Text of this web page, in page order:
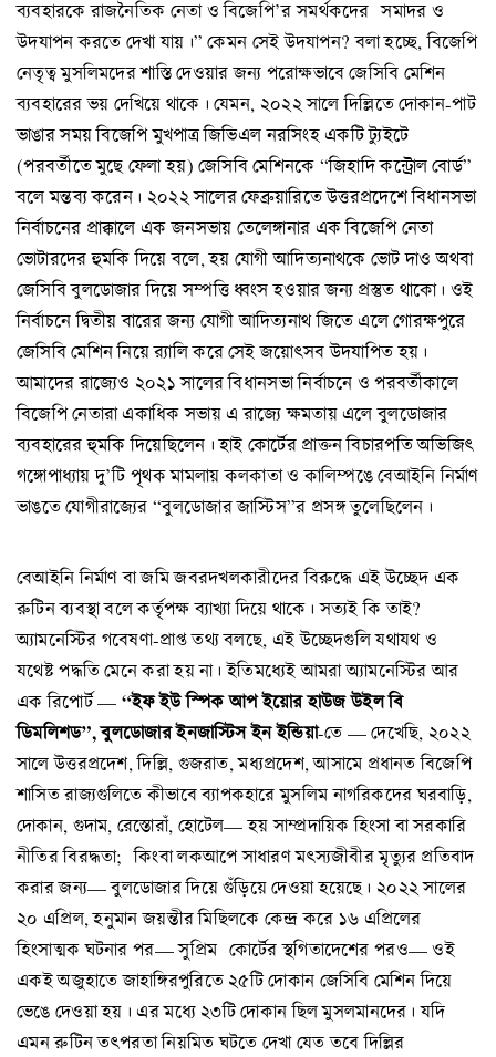
ব্যবহারকে রাজনৈতিক নেতা ও বিজেপি’র সমর্থকদের সমাদর ও
উদযাপন করতে দেখা যায়।” কেমন সেই উদযাপন? বলা হচ্ছে, বিজেপি
নেতৃত্ব মুসলিমদের শাস্তি দেওয়ার জন্য পরোক্ষভাবে জেসিবি মেশিন
ব্যবহারের ভয় দেখিয়ে থাকে। যেমন, ২০২২ সালে দিল্লিতে দোকান-পাট
ভাঙার সময় বিজেপি মুখপাত্র জিভিএল নরসিংহ একটি ট্যুইটে
(পরবর্তীতে মুছে ফেলা হয়) জেসিবি মেশিনকে “জিহাদি কন্ট্রোল বোর্ড”
বলে মন্তব্য করেন। ২০২২ সালের ফেব্রুয়ারিতে উত্তরপ্রদেশে বিধানসভা
নির্বাচনের প্রাক্কালে এক জনসভায় তেলেঙ্গানার এক বিজেপি নেতা
ভোটারদের হুমকি দিয়ে বলে, হয় যোগী আদিত্যনাথকে ভোট দাও অথবা
জেসিবি বুলডোজার দিয়ে সম্পত্তি ধ্বংস হওয়ার জন্য প্রস্তুত থাকো। ওই
নির্বাচনে দ্বিতীয় বারের জন্য যোগী আদিত্যনাথ জিতে এলে গোরক্ষপুরে
জেসিবি মেশিন নিয়ে র‍্যালি করে সেই জয়োৎসব উদযাপিত হয়।
আমাদের রাজ্যেও ২০২১ সালের বিধানসভা নির্বাচনে ও পরবর্তীকালে
বিজেপি নেতারা একাধিক সভায় এ রাজ্যে ক্ষমতায় এলে বুলডোজার
ব্যবহারের হুমকি দিয়েছিলেন। হাই কোর্টের প্রাক্তন বিচারপতি অভিজিৎ
গঙ্গোপাধ্যায় দু’টি পৃথক মামলায় কলকাতা ও কালিম্পঙে বেআইনি নির্মাণ
ভাঙতে যোগীরাজ্যের “বুলডোজার জাস্টিস”র প্রসঙ্গ তুলেছিলেন।
বেআইনি নির্মাণ বা জমি জবরদখলকারীদের বিরুদ্ধে এই উচ্ছেদ এক
রুটিন ব্যবস্থা বলে কর্তৃপক্ষ ব্যাখ্যা দিয়ে থাকে। সত্যই কি তাই?
অ্যামনেস্টির গবেষণা-প্রাপ্ত তথ্য বলছে, এই উচ্ছেদগুলি যথাযথ ও
যথেষ্ট পদ্ধতি মেনে করা হয় না। ইতিমধ্যেই আমরা অ্যামনেস্টির আর
এক রিপোর্ট — “ইফ ইউ স্পিক আপ ইয়োর হাউজ উইল বি
ডিমলিশড”, বুলডোজার ইনজাস্টিস ইন ইন্ডিয়া-তে — দেখেছি, ২০২২
সালে উত্তরপ্রদেশ, দিল্লি, গুজরাত, মধ্যপ্রদেশ, আসামে প্রধানত বিজেপি
শাসিত রাজ্যগুলিতে কীভাবে ব্যাপকহারে মুসলিম নাগরিকদের ঘরবাড়ি,
দোকান, গুদাম, রেস্তোরাঁ, হোটেল— হয় সাম্প্রদায়িক হিংসা বা সরকারি
নীতির বিরদ্ধতা; কিংবা লকআপে সাধারণ মৎস্যজীবীর মৃত্যুর প্রতিবাদ
করার জন্য— বুলডোজার দিয়ে গুঁড়িয়ে দেওয়া হয়েছে। ২০২২ সালের
২০ এপ্রিল, হনুমান জয়ন্তীর মিছিলকে কেন্দ্র করে ১৬ এপ্রিলের
হিংসাত্মক ঘটনার পর— সুপ্রিম কোর্টের স্থগিতাদেশের পরও— ওই
একই অজুহাতে জাহাঙ্গিরপুরিতে ২৫টি দোকান জেসিবি মেশিন দিয়ে
ভেঙে দেওয়া হয়। এর মধ্যে ২৩টি দোকান ছিল মুসলমানদের। যদি
এমন রুটিন তৎপরতা নিয়মিত ঘটতে দেখা যেত তবে দিল্লির